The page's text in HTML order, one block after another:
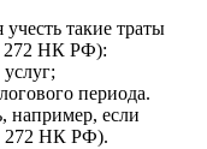
такие траты
272 НК РФ):
периода.
например, если
272 НК РФ).